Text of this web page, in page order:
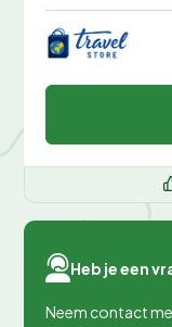
Heb je een
Neem contact